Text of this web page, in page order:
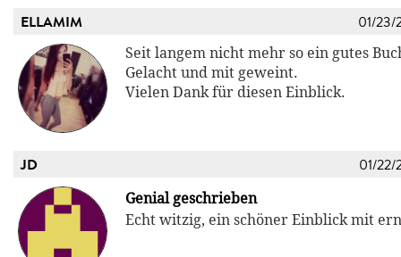
ELLAMIM 01/23/
Seit langem nicht mehr so ein gutes
Gelacht und mit geweint.
Vielen Dank für diesen Einblick.
JD 01/22/
Genial geschrieben
Echt witzig, ein schöner Einblick mit